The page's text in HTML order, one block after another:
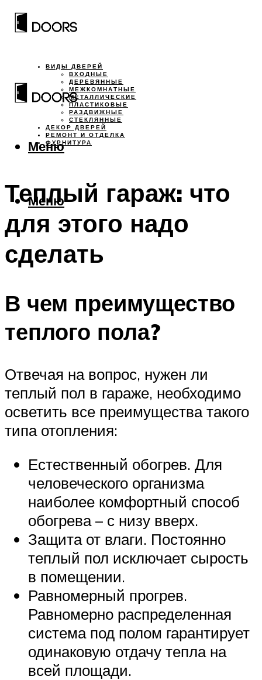
ВИДЫ ДВЕРЕЙ
ВХОДНЫЕ
ДЕРЕВЯННЫЕ
МЕЖКОМНАТНЫЕ
МЕТАЛЛИЧЕСКИЕ
ПЛАСТИКОВЫЕ
РАЗДВИЖНЫЕ
СТЕКЛЯННЫЕ
ДЕКОР ДВЕРЕЙ
РЕМОНТ И ОТДЕЛКА
ФУРНИТУРА
Меню
Меню
Теплый гараж: что
для этого надо
сделать
В чем преимущество
теплого пола?
Отвечая на вопрос, нужен ли
теплый пол в гараже, необходимо
осветить все преимущества такого
типа отопления:
Естественный обогрев. Для
человеческого организма
наиболее комфортный способ
обогрева – с низу вверх.
Защита от влаги. Постоянно
теплый пол исключает сырость
в помещении.
Равномерный прогрев.
Равномерно распределенная
система под полом гарантирует
одинаковую отдачу тепла на
всей площади.